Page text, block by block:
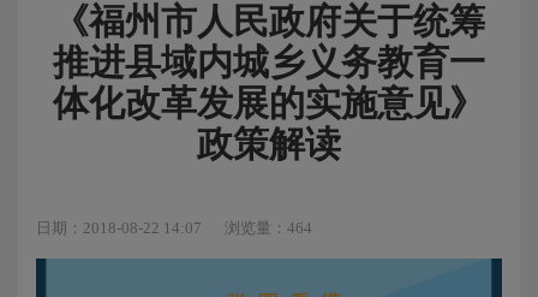
《福州市人民政府关于统筹
推进县域内城乡义务教育一
体化改革发展的实施意见》
政策解读
日期：2018-08-22 14:07 浏览量：464